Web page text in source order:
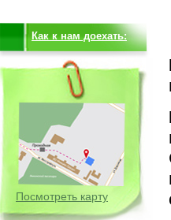
Как к нам доехать:
Посмотреть карту